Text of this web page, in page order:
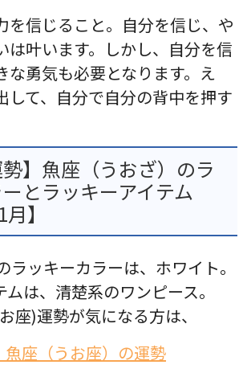
を信じること。自分を信じ、や
は叶います。しかし、自分を信
な勇気も必要となります。え
して、自分で自分の背中を押す
勢】魚座（うおざ）のラ
とラッキーアイテム
】
ラッキーカラーは、ホワイト。
は、清楚系のワンピース。
座)運勢が気になる方は、
魚座（うお座）の運勢